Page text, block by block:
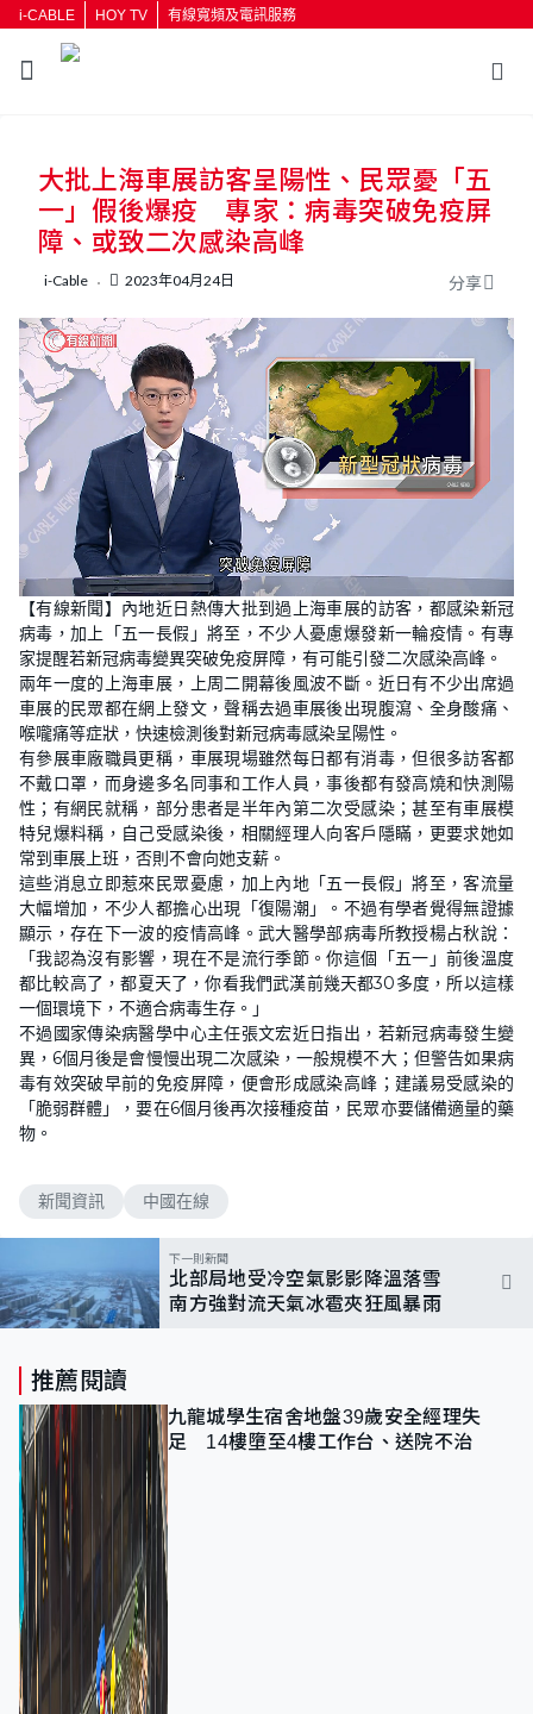
i-CABLE HOY TV 有線寬頻及電訊服務
按輸入鍵開始搜尋
大批上海車展訪客呈陽性、民眾憂「五
一」假後爆疫 專家：病毒突破免疫屏
障、或致二次感染高峰
i-Cable 2023年04月24日 分享
U
n
m
e
L
o
a
d
e
d
:
2
2
.
2
2
%
【有線新聞】內地近日熱傳大批到過上海車展的訪客，都感染新冠
病毒，加上「五一長假」將至，不少人憂慮爆發新一輪疫情。有專
家提醒若新冠病毒變異突破免疫屏障，有可能引發二次感染高峰。
兩年一度的上海車展，上周二開幕後風波不斷。近日有不少出席過
車展的民眾都在網上發文，聲稱去過車展後出現腹瀉、全身酸痛、
喉嚨痛等症狀，快速檢測後對新冠病毒感染呈陽性。
有參展車廠職員更稱，車展現場雖然每日都有消毒，但很多訪客都
不戴口罩，而身邊多名同事和工作人員，事後都有發高燒和快測陽
性；有網民就稱，部分患者是半年內第二次受感染；甚至有車展模
特兒爆料稱，自己受感染後，相關經理人向客戶隱瞞，更要求她如
常到車展上班，否則不會向她支薪。
這些消息立即惹來民眾憂慮，加上內地「五一長假」將至，客流量
大幅增加，不少人都擔心出現「復陽潮」。不過有學者覺得無證據
顯示，存在下一波的疫情高峰。武大醫學部病毒所教授楊占秋說：
「我認為沒有影響，現在不是流行季節。你這個「五一」前後溫度
都比較高了，都夏天了，你看我們武漢前幾天都30多度，所以這樣
一個環境下，不適合病毒生存。」
不過國家傳染病醫學中心主任張文宏近日指出，若新冠病毒發生變
異，6個月後是會慢慢出現二次感染，一般規模不大；但警告如果病
毒有效突破早前的免疫屏障，便會形成感染高峰；建議易受感染的
「脆弱群體」，要在6個月後再次接種疫苗，民眾亦要儲備適量的藥
物。
新聞資訊 中國在線
下一則新聞
北部局地受冷空氣影影降溫落雪
南方強對流天氣冰雹夾狂風暴雨
推薦閱讀
九龍城學生宿舍地盤39歲安全經理失
足 14樓墮至4樓工作台、送院不治